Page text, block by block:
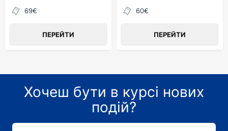
69€
ПЕРЕЙТИ
60€
ПЕРЕЙТИ
Хочеш бути в курсі нових
подій?